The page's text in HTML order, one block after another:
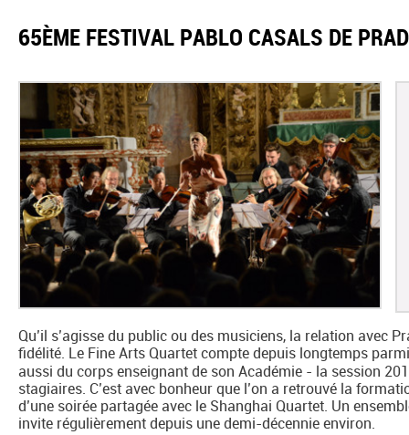
65ÈME FESTIVAL PABLO CASALS DE
Qu’il s’agisse du public ou des musiciens, la relation avec
fidélité. Le Fine Arts Quartet compte depuis longtemps
aussi du corps enseignant de son Académie - la session
stagiaires. C’est avec bonheur que l’on a retrouvé la
d’une soirée partagée avec le Shanghai Quartet. Un
invite régulièrement depuis une demi-décennie environ.